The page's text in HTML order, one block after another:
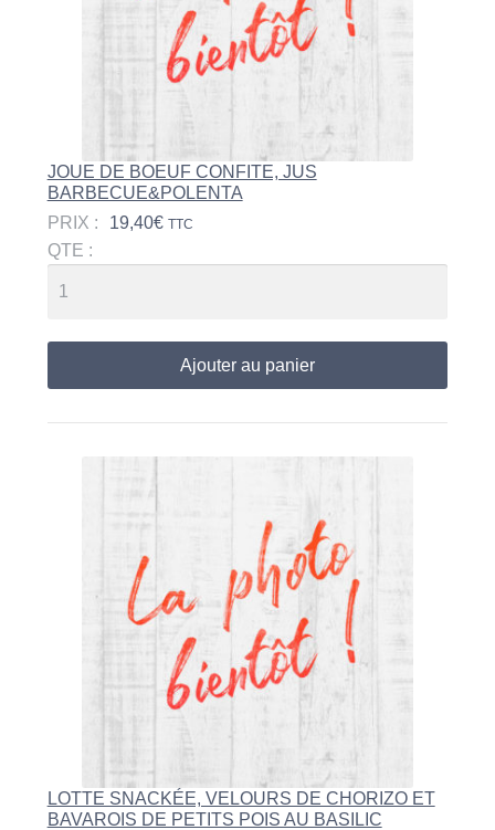
JOUE DE BOEUF CONFITE, JUS
BARBECUE&POLENTA
PRIX :
19,40€ TTC
QTE :
Ajouter au panier
LOTTE SNACKÉE, VELOURS DE CHORIZO ET
BAVAROIS DE PETITS POIS AU BASILIC